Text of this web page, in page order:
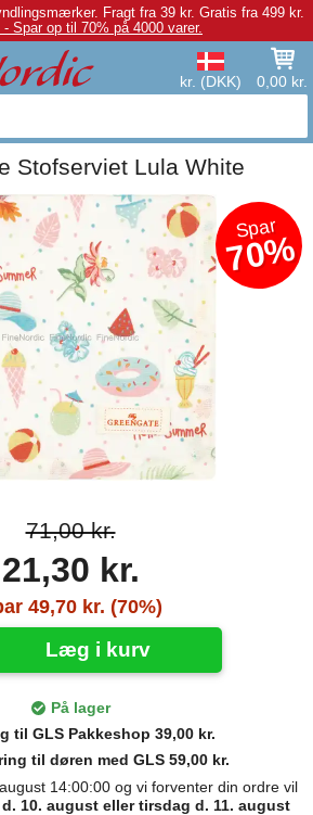
Fragt fra 39 kr. Gratis fra 499 kr.
- Spar op til 70% på 4000 varer.
kr. (DKK) 0,00 kr.
Stofserviet Lula White
Spar
70%
71,00 kr.
21,30 kr.
49,70 kr. (70%)
Læg i kurv
På lager
til GLS Pakkeshop 39,00 kr.
til døren med GLS 59,00 kr.
14:00:00 og vi forventer din ordre vil
10. august eller tirsdag d. 11. august